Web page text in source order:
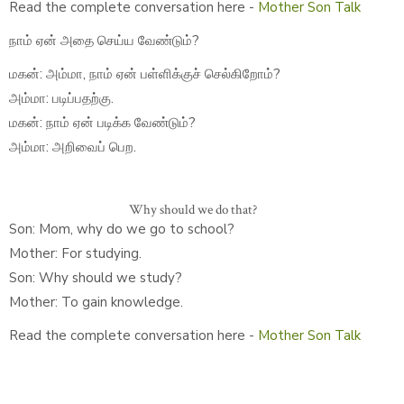
Read the complete conversation here - Mother Son Talk
நாம் ஏன் அதை செய்ய வேண்டும்?
மகன்: அம்மா, நாம் ஏன் பள்ளிக்குச் செல்கிறோம்?
அம்மா: படிப்பதற்கு.
மகன்: நாம் ஏன் படிக்க வேண்டும்?
அம்மா: அறிவைப் பெற.
Why should we do that?
Son: Mom, why do we go to school?
Mother: For studying.
Son: Why should we study?
Mother: To gain knowledge.
Read the complete conversation here - Mother Son Talk